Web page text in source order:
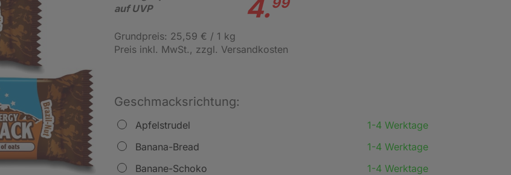
auf UVP
4.
Grundpreis: 25,59 € / 1 kg
Preis inkl. MwSt., zzgl. Versandkosten
Geschmacksrichtung:
Apfelstrudel
1-4 Werktage
Banana-Bread
1-4 Werktage
Banane-Schoko
1-4 Werktage